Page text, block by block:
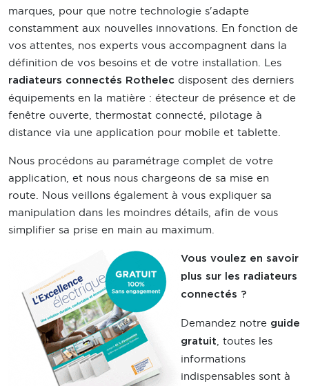
marques, pour que notre technologie s'adapte
constamment aux nouvelles innovations. En fonction de
vos attentes, nos experts vous accompagnent dans la
définition de vos besoins et de votre installation. Les
radiateurs connectés Rothelec disposent des derniers
équipements en la matière : étecteur de présence et de
fenêtre ouverte, thermostat connecté, pilotage à
distance via une application pour mobile et tablette.
Nous procédons au paramétrage complet de votre
application, et nous nous chargeons de sa mise en
route. Nous veillons également à vous expliquer sa
manipulation dans les moindres détails, afin de vous
simplifier sa prise en main au maximum.
Vous voulez en savoir
plus sur les radiateurs
connectés ?
Demandez notre guide
gratuit
, toutes les
informations
indispensables sont à